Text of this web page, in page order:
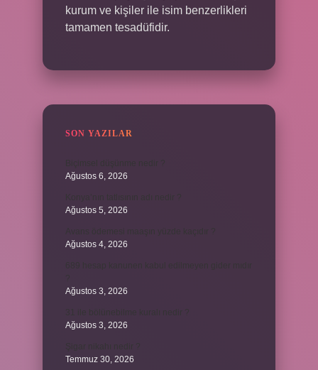
kurum ve kişiler ile isim benzerlikleri
tamamen tesadüfidir.
SON YAZILAR
Ağustos 6, 2026
Ağustos 5, 2026
Ağustos 4, 2026
Ağustos 3, 2026
Ağustos 3, 2026
Temmuz 30, 2026